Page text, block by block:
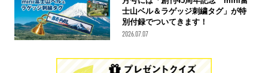
士山ベル＆ラゲッジ刺繍タグ」が特
別付録でついてきます！
2026.07.07